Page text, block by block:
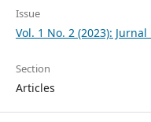
Issue
Vol. 1 No. 2 (2023):
Section
Articles